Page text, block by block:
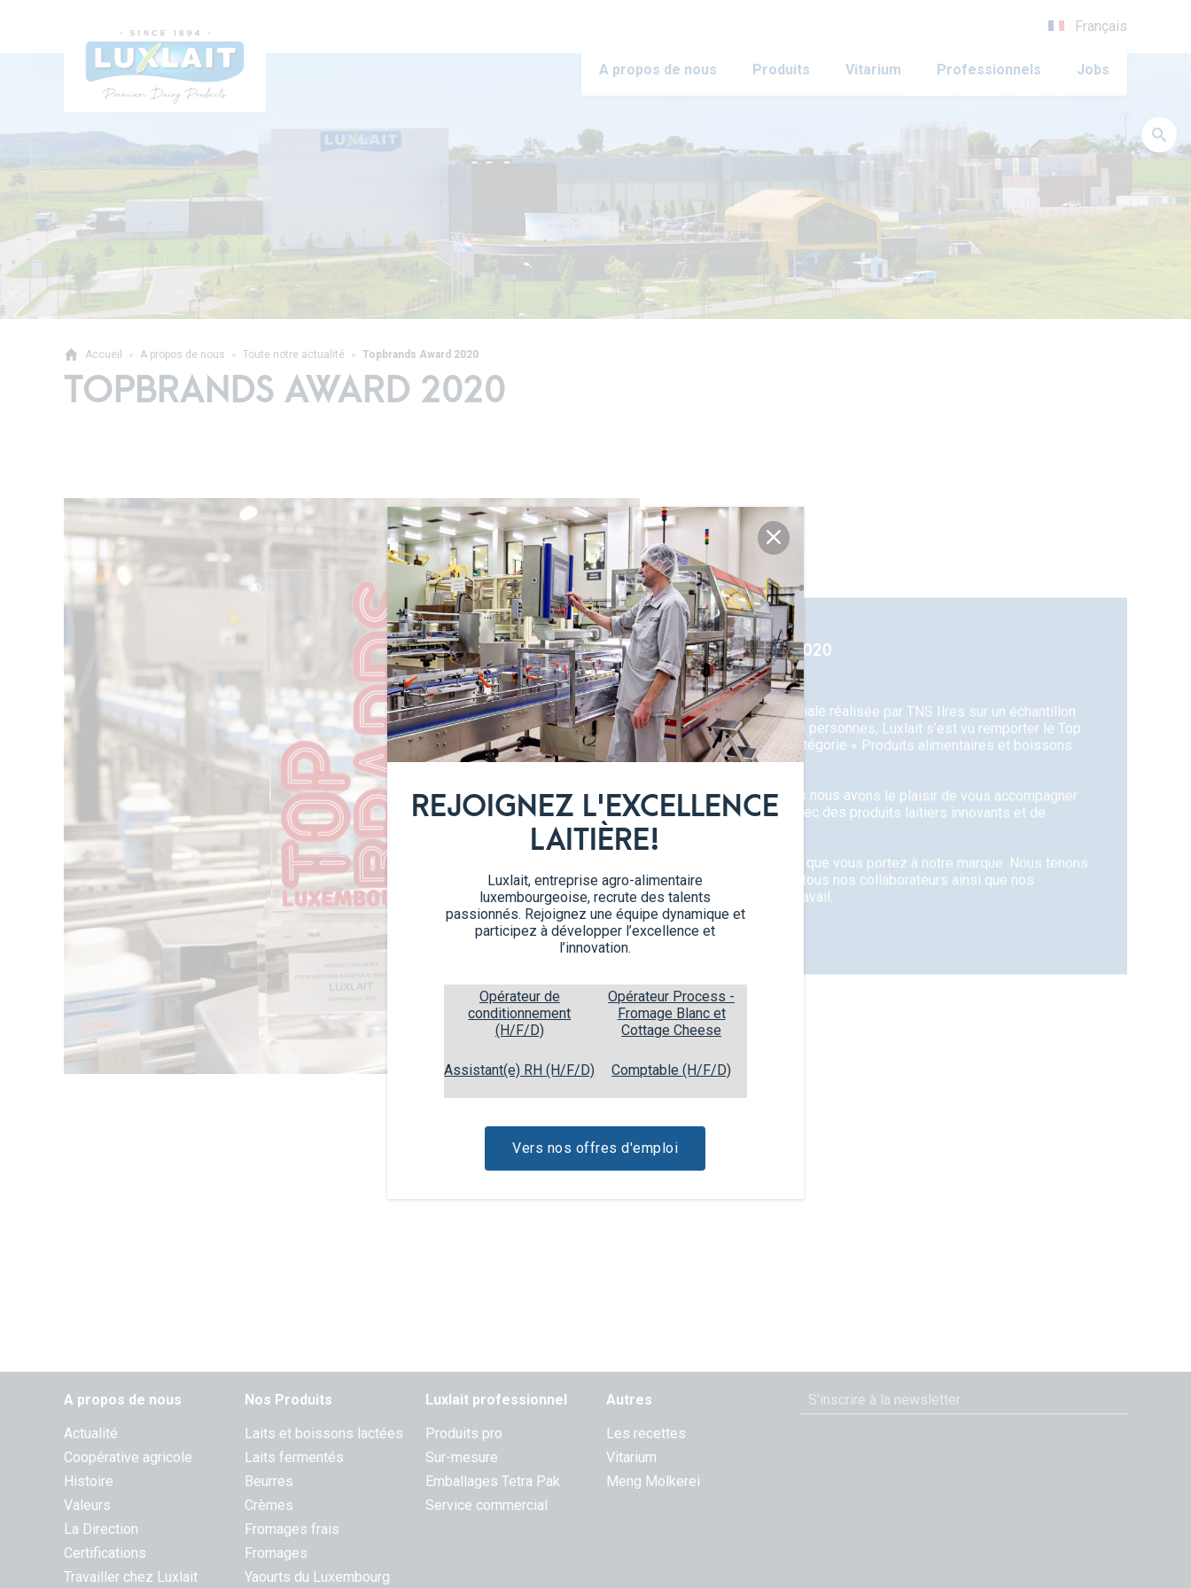
Français
A propos de nous Produits Vitarium Professionnels Jobs
REJOIGNEZ L'EXCELLENCE
LAITIÈRE!
Luxlait, entreprise agro-alimentaire
luxembourgeoise, recrute des talents
passionnés. Rejoignez une équipe dynamique et
participez à développer l’excellence et
l’innovation.
Opérateur de
conditionnement
(H/F/D)
Opérateur Process -
Fromage Blanc et
Cottage Cheese
Assistant(e) RH (H/F/D) Comptable (H/F/D)
Vers nos offres d'emploi
Accueil A propos de nous Toute notre actualité Topbrands Award 2020
TOPBRANDS AWARD 2020
TOPBRANDS AWARD 2020
Suite à une étude nationale réalisée par TNS Ilres sur un échantillon
de plusieurs milliers de personnes, Luxlait s’est vu remporter le Top
Brand Award dans la catégorie « Produits alimentaires et boissons
non alcoolisées »
Depuis plus de 125 ans nous avons le plaisir de vous accompagner
dans votre quotidien avec des produits laitiers innovants et de
Merci pour la confiance que vous portez à notre marque. Nous tenons
également à remercier tous nos collaborateurs ainsi que nos
agriculteurs pour leur travail.
Plus d'informations
A propos de nous
Actualité
Coopérative agricole
Histoire
Valeurs
La Direction
Certifications
Travailler chez Luxlait
Nos Produits
Laits et boissons lactées
Laits fermentés
Beurres
Crèmes
Fromages frais
Fromages
Yaourts du Luxembourg
Luxlait professionnel
Produits pro
Sur-mesure
Emballages Tetra Pak
Service commercial
Autres
Les recettes
Vitarium
Meng Molkerei